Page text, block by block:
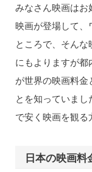
みなさん映画はお
映画が登場して、
ところで、そん
にもよりますが
が世界の映画料金
とを知っていま
で安く映画を観る
日本の映画料